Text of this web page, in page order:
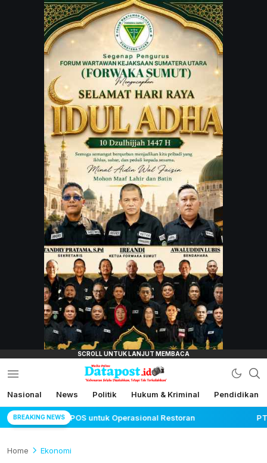
JARINGAN
lensamata.id
Datapost.id
Kebenaran Selalu Disalahkan, Tetapi Tak
Terkalahkan
Nasional News Politik Hukum & Kriminal Pendidikan
BREAKING NEWS
untuk Operasional Restoran PTPN Group
Home Ekonomi